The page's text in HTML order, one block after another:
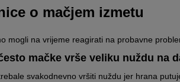
o mačjem izmetu
mogli na vrijeme reagirati na probavne
mačke vrše veliku nuždu na
svakodnevno vršiti nuždu jer hrana